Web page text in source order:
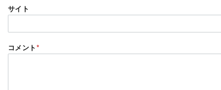
サイト
コメント*